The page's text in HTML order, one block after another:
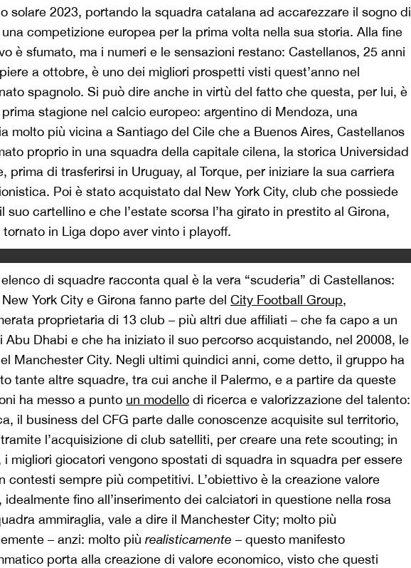
solare 2023, portando la squadra catalana ad accarezzare il sogno di
competizione europea per la prima volta nella sua storia. Alla fine
è sfumato, ma i numeri e le sensazioni restano: Castellanos, 25 anni
a ottobre, è uno dei migliori prospetti visti quest’anno nel
spagnolo. Si può dire anche in virtù del fatto che questa, per lui, è
stagione nel calcio europeo: argentino di Mendoza, una
molto più vicina a Santiago del Cile che a Buenos Aires, Castellanos
proprio in una squadra della capitale cilena, la storica Universidad
prima di trasferirsi in Uruguay, al Torque, per iniziare la sua carriera
Poi è stato acquistato dal New York City, club che possiede
suo cartellino e che l’estate scorsa l’ha girato in prestito al Girona,
in Liga dopo aver vinto i playoff.
di squadre racconta qual è la vera “scuderia” di Castellanos:
New York City e Girona fanno parte del City Football Group,
proprietaria di 13 club – più altri due affiliati – che fa capo a un
Abu Dhabi e che ha iniziato il suo percorso acquistando, nel 20008, le
Manchester City. Negli ultimi quindici anni, come detto, il gruppo ha
tante altre squadre, tra cui anche il Palermo, e a partire da queste
ha messo a punto un modello di ricerca e valorizzazione del talento:
il business del CFG parte dalle conoscenze acquisite sul territorio,
l’acquisizione di club satelliti, per creare una rete scouting; in
i migliori giocatori vengono spostati di squadra in squadra per essere
contesti sempre più competitivi. L’obiettivo è la creazione valore
idealmente fino all’inserimento dei calciatori in questione nella rosa
ammiraglia, vale a dire il Manchester City; molto più
– anzi: molto più realisticamente – questo manifesto
porta alla creazione di valore economico, visto che questi